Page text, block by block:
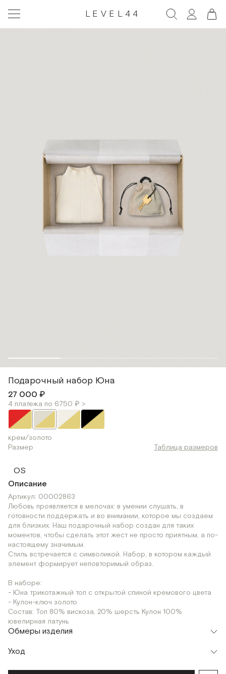
LEVEL44
Подарочный набор Юна
27 000 ₽
4 платежа по 6750 ₽ >
крем/золото
Размер
Таблица размеров
OS
Описание
Артикул: 00002863
Любовь проявляется в мелочах: в умении слушать, в
готовности поддержать и во внимании, которое мы создаем
для близких. Наш подарочный набор создан для таких
моментов, чтобы сделать этот жест не просто приятным, а по-
настоящему значимым.
Стиль встречается с символикой. Набор, в котором каждый
элемент формирует неповторимый образ.
В наборе:
- Юна трикотажный топ с открытой спиной кремового цвета
- Кулон-ключ золото
Состав: Топ 80% вискоза, 20% шерсть Кулон 100%
ювелирная латунь
Обмеры изделия
Уход